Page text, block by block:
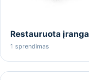
Restauruota įranga
1 sprendimas